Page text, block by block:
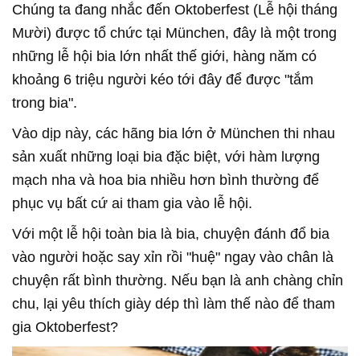
Chúng ta đang nhắc đến Oktoberfest (Lễ hội tháng
Mười) được tổ chức tại München, đây là một trong
những lễ hội bia lớn nhất thế giới, hàng năm có
khoảng 6 triệu người kéo tới đây để được "tắm
trong bia".
Vào dịp này, các hãng bia lớn ở München thi nhau
sản xuất những loại bia đặc biệt, với hàm lượng
mạch nha và hoa bia nhiều hơn bình thường để
phục vụ bất cứ ai tham gia vào lễ hội.
Với một lễ hội toàn bia là bia, chuyện đánh đổ bia
vào người hoặc say xỉn rồi "huệ" ngay vào chân là
chuyện rất bình thường. Nếu bạn là anh chàng chỉn
chu, lại yêu thích giày dép thì làm thế nào để tham
gia Oktoberfest?